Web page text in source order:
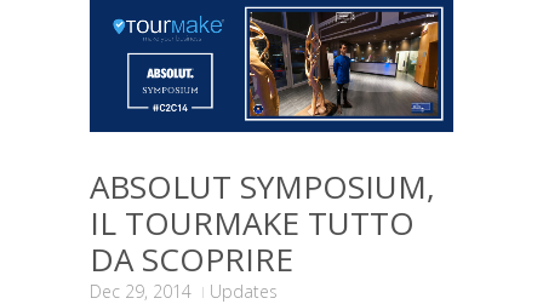
ABSOLUT SYMPOSIUM,
IL TOURMAKE TUTTO
DA SCOPRIRE
Dec 29, 2014
Updates